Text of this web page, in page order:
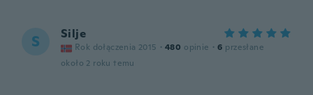
S Silje
Rok dołączenia 2015 · 480 opinie · 6 przesłane
około 2 roku temu